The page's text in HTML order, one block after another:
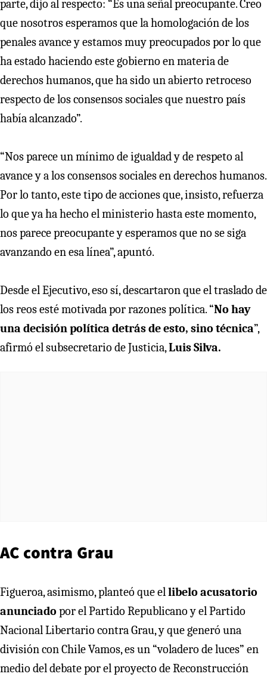
parte, dijo al respecto: “Es una señal preocupante. Creo
que nosotros esperamos que la homologación de los
penales avance y estamos muy preocupados por lo que
ha estado haciendo este gobierno en materia de
derechos humanos, que ha sido un abierto retroceso
respecto de los consensos sociales que nuestro país
había alcanzado”.
“Nos parece un mínimo de igualdad y de respeto al
avance y a los consensos sociales en derechos humanos.
Por lo tanto, este tipo de acciones que, insisto, refuerza
lo que ya ha hecho el ministerio hasta este momento,
nos parece preocupante y esperamos que no se siga
avanzando en esa línea”, apuntó.
Desde el Ejecutivo, eso sí, descartaron que el traslado de
los reos esté motivada por razones política. “No hay
una decisión política detrás de esto, sino técnica”,
afirmó el subsecretario de Justicia,Luis Silva.
AC contra Grau
Figueroa, asimismo, planteó que ellibelo acusatorio
anunciado por el Partido Republicano y el Partido
Nacional Libertario contra Grau, y que generó una
división con Chile Vamos, es un “voladero de luces” en
medio del debate por el proyecto de Reconstrucción